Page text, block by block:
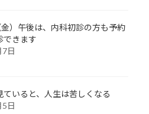
）午後は、内科初診の方も予約
できます
日
ていると、人生は苦しくなる
日